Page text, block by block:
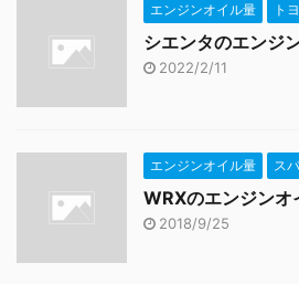
エンジンオイル量 ト
シエンタのエンジ
2022/2/11
エンジンオイル量 ス
WRXのエンジンオ
2018/9/25